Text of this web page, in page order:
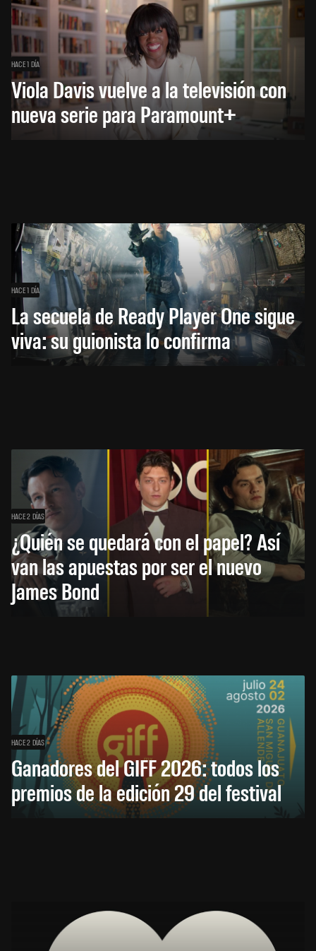
HACE 1 DÍA
Viola Davis vuelve a la televisión con
nueva serie para Paramount+
HACE 1 DÍA
La secuela de Ready Player One sigue
viva: su guionista lo confirma
HACE 2 DÍAS
¿Quién se quedará con el papel? Así
van las apuestas por ser el nuevo
James Bond
HACE 2 DÍAS
Ganadores del GIFF 2026: todos los
premios de la edición 29 del festival